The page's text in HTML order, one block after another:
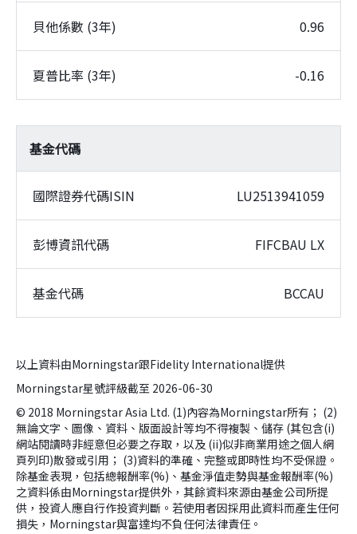
貝他係數 (3年) 0.96
夏普比率 (3年) -0.16
基金代碼
國際證券代碼ISIN LU2513941059
彭博資訊代碼 FIFCBAU LX
基金代碼 BCCAU
以上資料由Morningstar跟Fidelity International提供
Morningstar星號評級截至 2026-06-30
© 2018 Morningstar Asia Ltd. (1)內容為Morningstar所有； (2)
無論文字、圖像、資料、版面設計等均不得複製、儲存 (其包含(i)
網站閱讀時非經意但必要之存取，以及 (ii)似非商業用途之個人網
頁列印)散發或引用； (3)資料的準確、完整或即時性均不受保證。
除基金表現，包括總報酬率(%)、基金淨值走勢與基金報酬率(%)
之資料係由Morningstar提供外，其餘資料來源由基金公司所提
供，投資人應自行作投資判斷。若使用者因採用此資料而產生任何
損失，Morningstar與富達均不負任何法律責任。